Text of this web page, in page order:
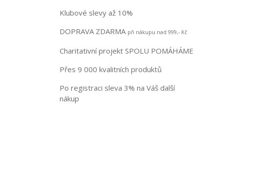
Klubové slevy až 10%
DOPRAVA ZDARMA při nákupu nad 999,- Kč
Charitativní projekt SPOLU POMÁHÁME
Přes 9 000 kvalitních produktů
Po registraci sleva 3% na Váš další
nákup